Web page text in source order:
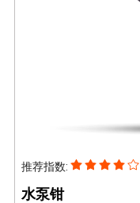
推荐指数:
水泵钳